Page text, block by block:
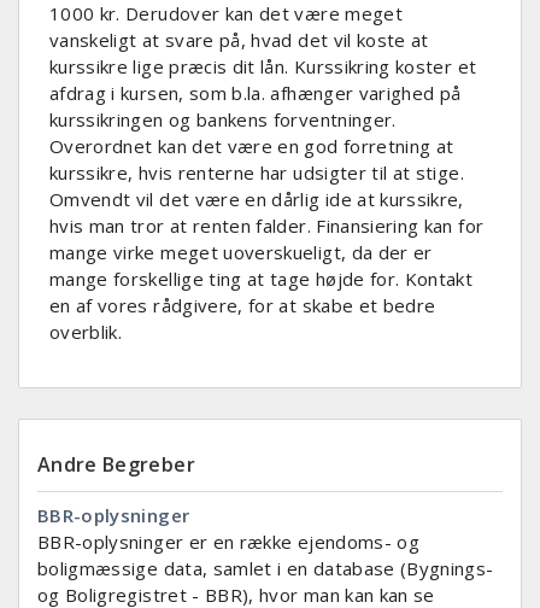
1000 kr. Derudover kan det være meget
vanskeligt at svare på, hvad det vil koste at
kurssikre lige præcis dit lån. Kurssikring koster et
afdrag i kursen, som b.la. afhænger varighed på
kurssikringen og bankens forventninger.
Overordnet kan det være en god forretning at
kurssikre, hvis renterne har udsigter til at stige.
Omvendt vil det være en dårlig ide at kurssikre,
hvis man tror at renten falder. Finansiering kan for
mange virke meget uoverskueligt, da der er
mange forskellige ting at tage højde for. Kontakt
en af vores rådgivere, for at skabe et bedre
overblik.
Andre Begreber
BBR-oplysninger
BBR-oplysninger er en række ejendoms- og
boligmæssige data, samlet i en database (Bygnings-
og Boligregistret - BBR), hvor man kan kan se